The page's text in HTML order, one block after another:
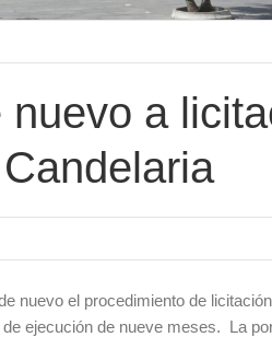
a
nuevo el procedimiento de
ejecución de nueve meses. La